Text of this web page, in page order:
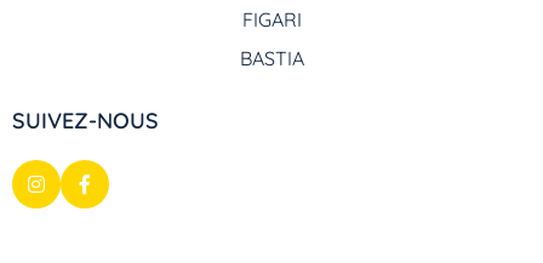
FIGARI
BASTIA
SUIVEZ-NOUS